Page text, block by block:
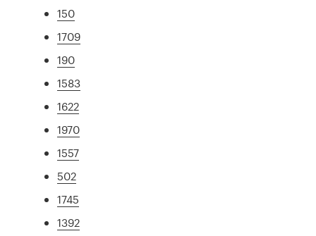
150
1709
190
1583
1622
1970
1557
502
1745
1392